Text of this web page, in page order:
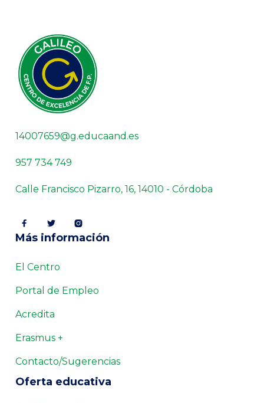
14007659@g.educaand.es
957 734 749
Calle Francisco Pizarro, 16, 14010 - Córdoba
  
Más información
El Centro
Portal de Empleo
Acredita
Erasmus +
Contacto/Sugerencias
Oferta educativa